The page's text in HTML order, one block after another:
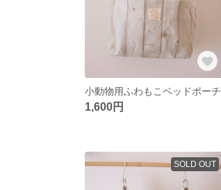
小動物用ふわもこベッドポーチ
1,600円
SOLD OUT